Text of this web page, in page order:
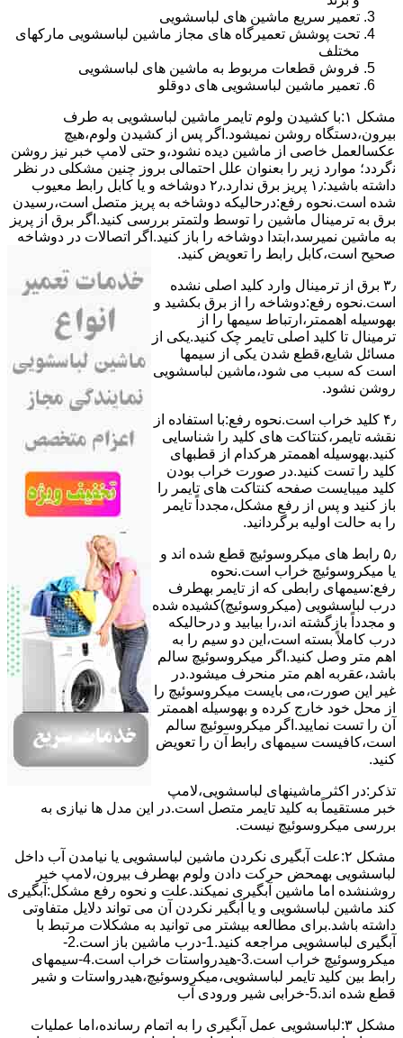
تعمیر سریع ماشین های لباسشویی
تحت پوشش تعمیرگاه های مجاز ماشین لباسشویی مارکهای
مختلف
فروش قطعات مربوط به ماشین های لباسشویی
تعمیر ماشین لباسشویی های دوقلو
مشکل ۱:ﺑﺎ ﮐﺸﯿﺪن وﻟﻮم ﺗﺎﯾﻤﺮ ماشین لباسشویی به طرف
ﺑﯿﺮون،دستگاه روﺷﻦ نمیشود.اﮔﺮ ﭘﺲ از ﮐﺸﯿﺪن وﻟﻮم،ﻫﯿﭻ
عکسالعمل ﺧﺎﺻﯽ از ﻣﺎﺷﯿﻦ دﯾﺪه نشود،و حتی ﻻﻣﭗ ﺧﺒﺮ ﻧﯿﺰ روﺷﻦ
ﻧگردد؛ موارد زیر را بعنوان ﻋﻠﻞ احتمالی بروز چنین مشکلی در نظر
داشته باشید:۱٫ ﭘﺮﯾﺰ ﺑﺮق ﻧﺪارد.۲٫ دوﺷﺎﺧﻪ و ﯾﺎ ﮐﺎﺑﻞ راﺑﻂ ﻣﻌﯿﻮب
ﺷﺪه است.نحوه رفع:درحالیکه دوﺷﺎﺧﻪ ﺑﻪ ﭘﺮﯾﺰ ﻣﺘﺼﻞ اﺳﺖ،رﺳﯿﺪن
ﺑﺮق ﺑﻪ ﺗﺮﻣﯿﻨﺎل ﻣﺎﺷﯿﻦ را ﺗﻮﺳﻂ ولتمتر بررسی ﮐﻨﯿﺪ.اﮔﺮ ﺑﺮق از ﭘﺮﯾﺰ
ﺑﻪ ﻣﺎﺷﯿﻦ نمیرسد،اﺑﺘﺪا دوشاخه را باز کنید.اﮔﺮ اﺗﺼﺎﻻت در دوشاخه
ﺻﺤﯿﺢ اﺳﺖ،ﮐﺎﺑﻞ راﺑﻂ را ﺗﻌﻮﯾﺾ کنید.
۳٫ ﺑﺮق از ﺗﺮﻣﯿﻨﺎل وارد ﮐﻠﯿﺪ اﺻﻠﯽ ﻧﺸﺪه
است.نحوه رﻓﻊ:دوشاخه را از ﺑﺮق بکشید و
بهوسیله اهممتر،ارﺗﺒﺎط سیمها را از
ﺗﺮﻣﯿﻨﺎل ﺗﺎ ﮐﻠﯿﺪ اﺻﻠﯽ ﺗﺎﯾﻤﺮ چک کنید.یکی از
مسائل شایع،ﻗﻄﻊ شدن ﯾﮑﯽ از سیمها
است که سبب می شود،ﻣﺎﺷﯿﻦ لباسشویی
روﺷﻦ نشود.
۴٫ ﮐﻠﯿﺪ ﺧﺮاب اﺳﺖ.نحوه رفع:ﺑﺎ اﺳﺘﻔﺎده از
ﻧﻘﺸﻪ ﺗﺎﯾﻤﺮ،ﮐﻨﺘﺎﮐﺖ ﻫﺎی ﮐﻠﯿﺪ را ﺷﻨﺎﺳﺎﯾﯽ
کنید.بهوسیله اهممتر هرکدام از قطبهای
ﮐﻠﯿﺪ را ﺗﺴﺖ ﮐﻨﯿﺪ.در ﺻﻮرت ﺧﺮاب ﺑﻮدن
ﮐﻠﯿﺪ میبایست ﺻﻔﺤﻪ ﮐﻨﺘﺎﮐﺖ ﻫﺎی ﺗﺎﯾﻤﺮ را
باز کنید و ﭘﺲ از رﻓﻊ مشکل،مجدداً ﺗﺎﯾﻤﺮ
را به حالت اوﻟﯿﻪ برگردانید.
۵٫ رابط های ﻣﯿﮑﺮوﺳﻮﺋﯿﭻ ﻗﻄﻊ شده اند و
ﯾﺎ ﻣﯿﮑﺮوﺳﻮﺋﯿﭻ ﺧﺮاب اﺳﺖ.نحوه
رفع:سیمهای راﺑﻄﯽ ﮐﻪ از ﺗﺎﯾﻤﺮ بهطرف
درب لباسشویی (ﻣﯿﮑﺮوﺳﻮﺋﯿﭻ)کشیده شده
و مجدداً بازگشته اند،را ﺑﯿﺎﺑﯿﺪ و درحالیکه
درب کاملاً ﺑﺴﺘﻪ اﺳﺖ،اﯾﻦ دو ﺳﯿﻢ را ﺑﻪ
اﻫﻢ ﻣﺘﺮ وصل کنید.اﮔﺮ ﻣﯿﮑﺮوﺳﻮﺋﯿﭻ ﺳﺎﻟﻢ
ﺑﺎﺷﺪ،ﻋﻘﺮﺑﻪ اهم متر ﻣﻨﺤﺮف میشود.در
ﻏﯿﺮ اﯾﻦ ﺻﻮرت،می بایست ﻣﯿﮑﺮوﺳﻮﺋﯿﭻ را
از ﻣﺤﻞ خود ﺧﺎرج کرده و بهوسیله اهممتر
آن را ﺗﺴﺖ ﻧﻤﺎﯾﯿﺪ.اﮔﺮ ﻣﯿﮑﺮوﺳﻮﺋﯿﭻ ﺳﺎﻟﻢ
اﺳﺖ،ﮐﺎﻓﯿﺴﺖ سیمهای راﺑﻄ آن را ﺗﻌﻮﯾﺾ
کنید.
ﺗﺬﮐﺮ:در اﮐﺜﺮ ماشینهای لباسشویی،ﻻﻣﭗ
ﺧﺒﺮ مستقیماً ﺑﻪ ﮐﻠﯿﺪ ﺗﺎﯾﻤﺮ ﻣﺘﺼﻞ اﺳﺖ.در اﯾﻦ مدل ها ﻧﯿﺎزی ﺑﻪ
بررسی ﻣﯿﮑﺮوﺳﻮﺋﯿﭻ نیست.
مشکل ۲:علت آبگیری نکردن ماشین لباسشویی یا نیامدن آب داخل
لباسشویی بهمحض ﺣﺮﮐﺖ دادن وﻟﻮم بهطرف ﺑﯿﺮون،ﻻﻣﭗ ﺧﺒﺮ
روشنشده اﻣﺎ ﻣﺎﺷﯿﻦ آﺑﮕﯿﺮی نمیکند.ﻋﻠﺖ و نحوه رﻓﻊ مشکل:آبگیری
کند ماشین لباسشویی و یا آبگیر نکردن آن می تواند دلایل متفاوتی
داشته باشد.برای مطالعه بیشتر می توانید به مشکلات مرتبط با
آبگیری لباسشویی مراجعه کنید.1-درب ﻣﺎﺷﯿﻦ ﺑﺎز اﺳﺖ.2-
ﻣﯿﮑﺮوﺳﻮﺋﯿﭻ ﺧﺮاب اﺳﺖ.3-ﻫﯿﺪرواﺳﺘﺎت ﺧﺮاب اﺳﺖ.4-سیمهای
راﺑﻂ ﺑﯿﻦ ﮐﻠﯿﺪ ﺗﺎﯾﻤﺮ لباسشویی،ﻣﯿﮑﺮوﺳﻮﺋﯿﭻ،ﻫﯿﺪرواﺳﺘﺎت و ﺷﯿﺮ
ﻗﻄﻊ ﺷﺪه اند.5-خرابی شیر ورودی آب
مشکل ۳:لباسشویی ﻋﻤﻞ آﺑﮕﯿﺮی را ﺑﻪ اﺗﻤﺎم رﺳﺎﻧﺪه،اﻣﺎ ﻋﻤﻠﯿﺎت